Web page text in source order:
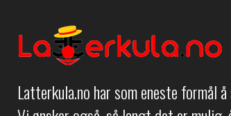
Latterkula.no har som eneste formål